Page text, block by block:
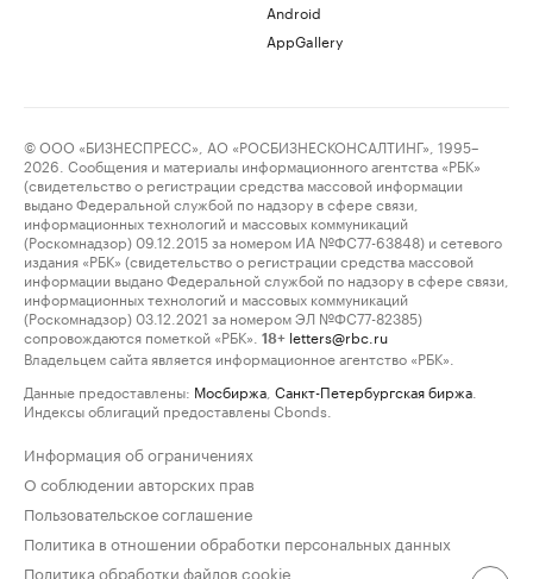
Android
AppGallery
© ООО «БИЗНЕСПРЕСС», АО «РОСБИЗНЕСКОНСАЛТИНГ», 1995–
2026. Сообщения и материалы информационного агентства «РБК»
(свидетельство о регистрации средства массовой информации
выдано Федеральной службой по надзору в сфере связи,
информационных технологий и массовых коммуникаций
(Роскомнадзор) 09.12.2015 за номером ИА №ФС77-63848) и сетевого
издания «РБК» (свидетельство о регистрации средства массовой
информации выдано Федеральной службой по надзору в сфере связи,
информационных технологий и массовых коммуникаций
(Роскомнадзор) 03.12.2021 за номером ЭЛ №ФС77-82385)
сопровождаются пометкой «РБК».
18+ letters@rbc.ru
Владельцем сайта является информационное агентство «РБК».
Данные предоставлены: Мосбиржа Санкт-Петербургская биржа
Индексы облигаций предоставлены Cbonds.
Информация об ограничениях
О соблюдении авторских прав
Пользовательское соглашение
Политика в отношении обработки персональных данных
Политика обработки файлов cookie